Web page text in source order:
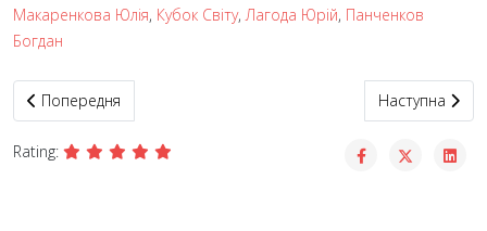
Макаренкова Юлія, Кубок Світу,Лагода Юрій, Панченков
Богдан
Попередня стаття: Юрій Анікєєв проаналізував партії Кубку
Попередня Наступна
Наступна
Rating: